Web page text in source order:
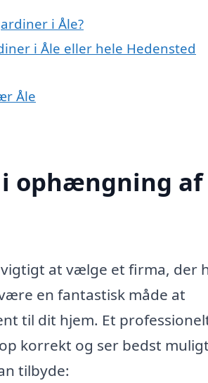
i Åle?
i Åle eller hele Hedensted
Åle
i ophængning af
at vælge et firma, der
en fantastisk måde at
til dit hjem. Et
korrekt og ser bedst
tilbyde: